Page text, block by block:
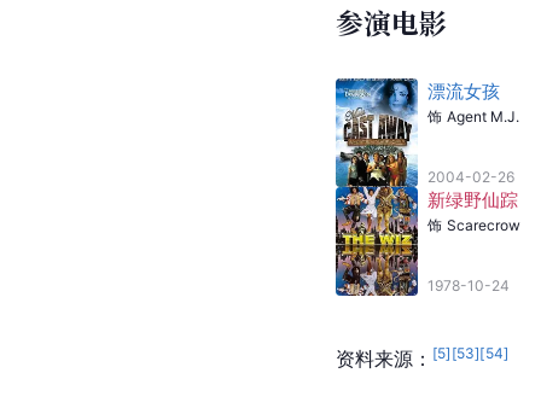
参演电影
漂流女孩
饰 Agent M.J.
2004-02-26
新绿野仙踪
饰 Scarecrow
1978-10-24
资料来源： [5] [53][54]